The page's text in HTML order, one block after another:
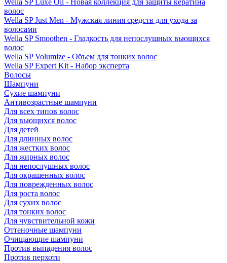
Wella SP Luxe Oil - Новая коллекция для защиты кератина
волос
Wella SP Just Men - Мужская линия средств для ухода за
волосами
Wella SP Smoothen - Гладкость для непослушных вьющихся
волос
Wella SP Volumize - Объем для тонких волос
Wella SP Expert Kit - Набор эксперта
Волосы
Шампуни
Сухие шампуни
Антивозрастные шампуни
Для всех типов волос
Для вьющихся волос
Для детей
Для длинных волос
Для жестких волос
Для жирных волос
Для непослушных волос
Для окрашенных волос
Для поврежденных волос
Для роста волос
Для сухих волос
Для тонких волос
Для чувствительной кожи
Оттеночные шампуни
Очищающие шампуни
Против выпадения волос
Против перхоти